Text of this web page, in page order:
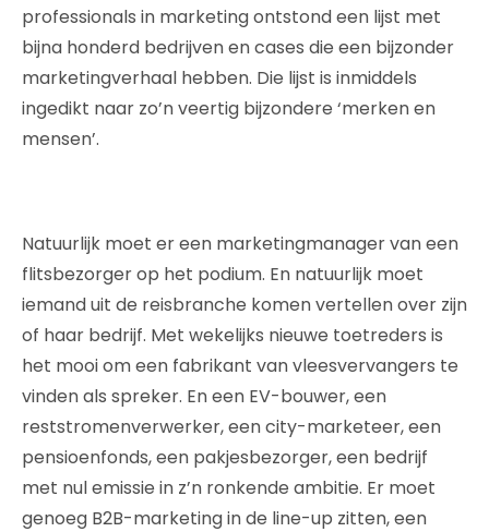
professionals in marketing ontstond een lijst met
bijna honderd bedrijven en cases die een bijzonder
marketingverhaal hebben. Die lijst is inmiddels
ingedikt naar zo’n veertig bijzondere ‘merken en
mensen’.
Natuurlijk moet er een marketingmanager van een
flitsbezorger op het podium. En natuurlijk moet
iemand uit de reisbranche komen vertellen over zijn
of haar bedrijf. Met wekelijks nieuwe toetreders is
het mooi om een fabrikant van vleesvervangers te
vinden als spreker. En een EV-bouwer, een
reststromenverwerker, een city-marketeer, een
pensioenfonds, een pakjesbezorger, een bedrijf
met nul emissie in z’n ronkende ambitie. Er moet
genoeg B2B-marketing in de line-up zitten, een